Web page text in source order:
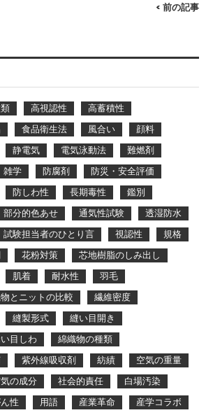
< 前の記事
高視認性
高蓄積性
食品衛生法 風合い
顔料
静電気 電気泳動法
難燃剤
雑学 防腐剤
防災・安全評価
防しわ性 長期毒性
鑑別
部分的色あせ 通気性試験
透湿防水
試験担当者のひとり言 視認性
規格
花粉対策
芯地樹脂のしみ出し
肌着 耐水性
羽毛
とニットの比較
繊維密度
縫製形式
縫い目開き
目しわ
綿織物の種類
紫外線吸収剤 紡績
空気の重量
の成分 社会的責任
白場汚染
性 用語 産業革命
産学コラボ